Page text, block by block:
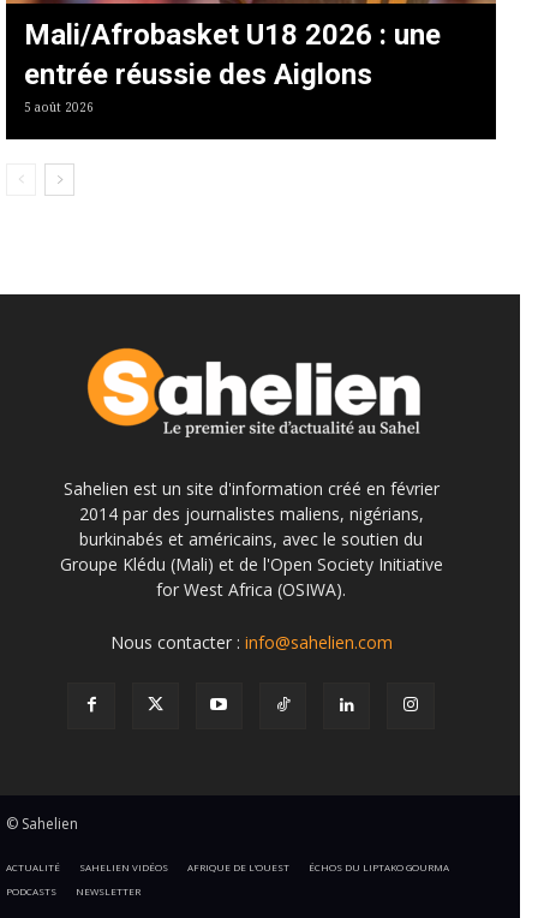
Mali/Afrobasket U18 2026 : une
entrée réussie des Aiglons
5 août 2026
Sahelien est un site d'information créé en février
2014 par des journalistes maliens, nigérians,
burkinabés et américains, avec le soutien du
Groupe Klédu (Mali) et de l'Open Society Initiative
for West Africa (OSIWA).
Nous contacter : info@sahelien.com
© Sahelien
ACTUALITÉ SAHELIEN VIDÉOS AFRIQUE DE L’OUEST
ÉCHOS DU LIPTAKO GOURMA
PODCASTS
NEWSLETTER